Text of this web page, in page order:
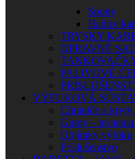
Spony
Hadice
TRYSKY
OPRAVNÉ
PALIVOVÉ
VÝFUKOVÁ
Chrániče a
Gumy –
Objímky výfuku
Príslušenstvo